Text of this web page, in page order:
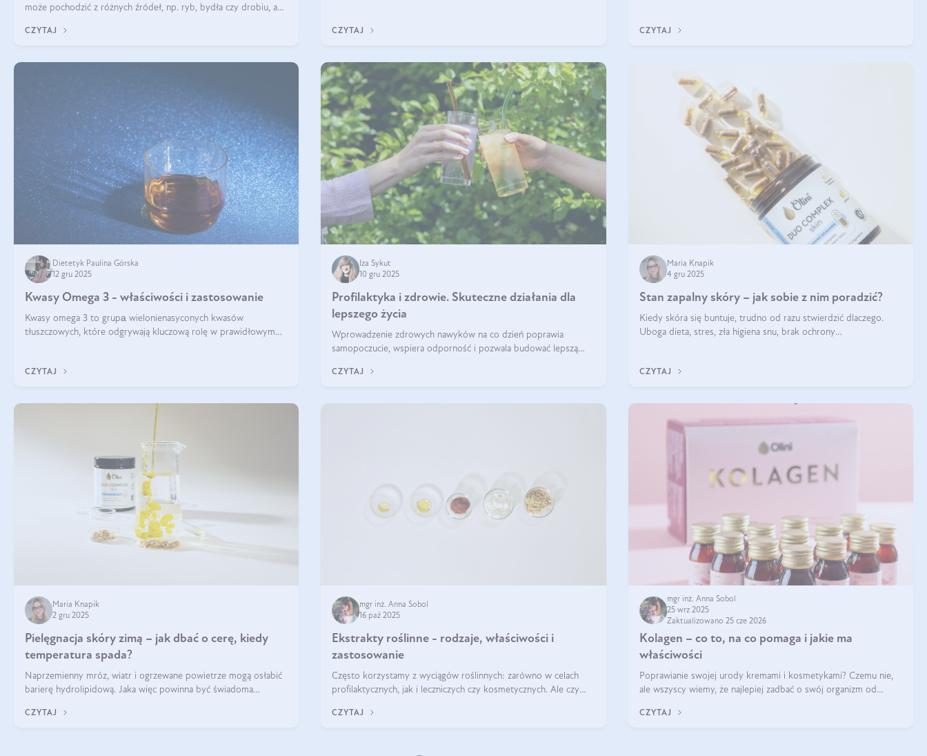
może pochodzić z różnych źródeł, np. ryb, bydła czy drobiu, a
sprawdza się kolagen rybi, a dla wspierania stawów — kolagen
CZYTAJ CZYTAJ
etapie życia.
CZYTAJ
Dietetyk Paulina Górska
12 gru 2025
Kwasy Omega 3 - właściwości i zastosowanie
Kwasy omega 3 to grupа wielonienasyconych kwasów
tłuszczowych, które odgrywają kluczową rolę w prawidłowym
CZYTAJ
Iza Sykut
10 gru 2025
Profilaktyka i zdrowie. Skuteczne działania dla
lepszego życia
Wprowadzenie zdrowych nawyków na co dzień poprawia
samopoczucie, wspiera odporność i pozwala budować lepszą
CZYTAJ
Maria Knapik
4 gru 2025
Stan zapalny skóry – jak sobie z nim poradzić?
Kiedy skóra się buntuje, trudno od razu stwierdzić dlaczego.
Uboga dieta, stres, zła higiena snu, brak ochrony
CZYTAJ
Maria Knapik
2 gru 2025
Pielęgnacja skóry zimą – jak dbać o cerę, kiedy
temperatura spada?
Naprzemienny mróz, wiatr i ogrzewane powietrze mogą osłabić
barierę hydrolipidową. Jaka więc powinna być świadoma
CZYTAJ
mgr inż. Anna Sobol
16 paź 2025
Ekstrakty roślinne - rodzaje, właściwości i
zastosowanie
Często korzystamy z wyciągów roślinnych: zarówno w celach
profilaktycznych, jak i leczniczych czy kosmetycznych. Ale czy
tych substancji z roślin?
CZYTAJ
mgr inż. Anna Sobol
25 wrz 2025
Zaktualizowano 25 cze 2026
Kolagen – co to, na co pomaga i jakie ma
właściwości
Poprawianie swojej urody kremami i kosmetykami? Czemu nie,
ale wszyscy wiemy, że najlepiej zadbać o swój organizm od
zewnętrzny prezentował się zdrowo i atrakcyjnie. Stosowanie
CZYTAJ